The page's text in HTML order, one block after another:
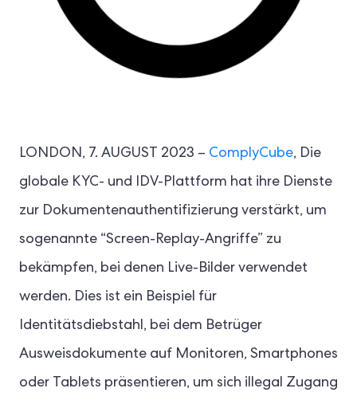
LONDON, 7. AUGUST 2023 – ComplyCube, Die
globale KYC- und IDV-Plattform hat ihre Dienste
zur Dokumentenauthentifizierung verstärkt, um
sogenannte “Screen-Replay-Angriffe” zu
bekämpfen, bei denen Live-Bilder verwendet
werden. Dies ist ein Beispiel für
Identitätsdiebstahl, bei dem Betrüger
Ausweisdokumente auf Monitoren, Smartphones
oder Tablets präsentieren, um sich illegal Zugang